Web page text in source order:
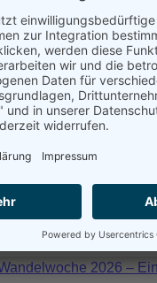
Fokusthema der
17 März, 2026
das Fokusthema der
Dieses Jahr möchten…
Weiterlesen